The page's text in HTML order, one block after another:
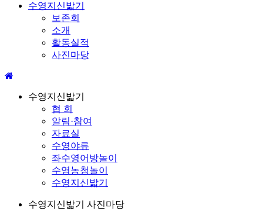
수영지신밟기
보존회
소개
활동실적
사진마당
수영지신밟기
협 회
알림·참여
자료실
수영야류
좌수영어방놀이
수영농청놀이
수영지신밟기
수영지신밟기 사진마당